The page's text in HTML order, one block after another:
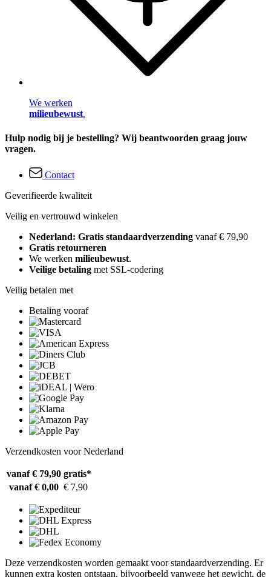
We werken
milieubewust.
Hulp nodig bij je bestelling? Wij beantwoorden graag jouw
vragen.
Contact
Geverifieerde kwaliteit
Veilig en vertrouwd winkelen
Nederland: Gratis standaardverzending vanaf € 79,90
Gratis retourneren
We werken milieubewust.
Veilige betaling met SSL-codering
Veilig betalen met
Betaling vooraf
Verzendkosten voor Nederland
vanaf € 79,90 gratis*
vanaf € 0,00 € 7,90
Deze verzendkosten worden gemaakt voor standaardverzending. Er
kunnen extra kosten ontstaan, bijvoorbeeld vanwege het gewicht, de